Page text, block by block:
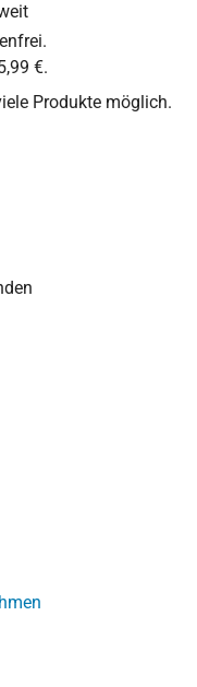
€.
Produkte möglich.